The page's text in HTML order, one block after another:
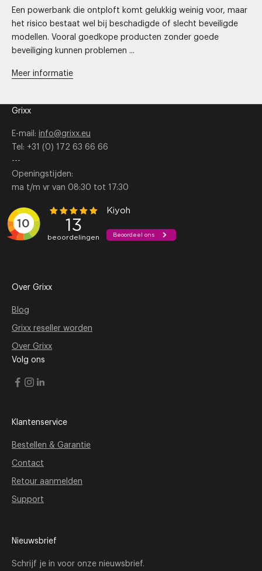
Een powerbank die ontploft komt gelukkig weinig voor, maar
het risico bestaat wel bij beschadigde of slecht beveiligde
modellen. Vooral goedkope producten zonder goede
beveiliging kunnen problemen ...
Meer informatie
Grixx
E-mail: info@grixx.eu
Tel: +31 (0) 172 63 66 66
---
Openingstijden:
ma t/m vr van 08:30 tot 17:30
Over Grixx
Blog
Grixx reseller worden
Over Grixx
Volg ons
Klantenservice
Bestellen & Garantie
Contact
Retour aanmelden
Support
Nieuwsbrief
Schrijf je in voor onze nieuwsbrief.